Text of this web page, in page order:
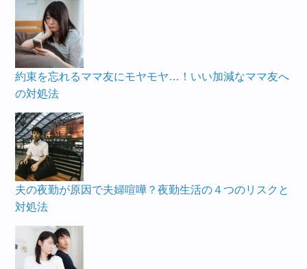
約束を忘れるママ友にモヤモヤ…！いい加減なママ友へ
の対処法
夫の夜勤が原因で夫婦喧嘩？夜勤生活の４つのリスクと
対処法